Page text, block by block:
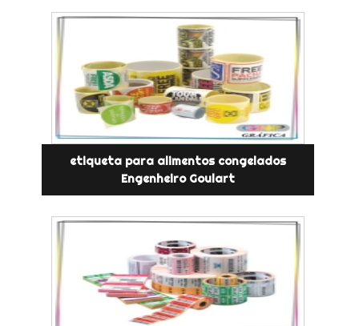
etiqueta para alimentos congelados
Engenheiro Goulart